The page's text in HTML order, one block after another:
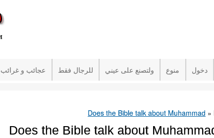
عجائب و غرائب للرجال فقط ولتصنع على عيني منوع دخول
»
Does the Bible talk about